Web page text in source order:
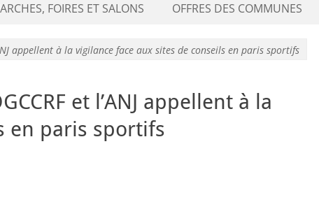
FOIRES ET SALONS OFFRES DES COMMUNES
appellent à la vigilance face aux sites de conseils en paris sportifs
et l’ANJ appellent à la
en paris sportifs